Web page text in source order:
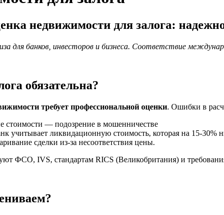
недвижимости для залога:
для банков, инвесторов и бизнеса. Соответствие
обязательна?
требует профессиональной оценки. Ошибки в
стоимости — подозрение в мошенничестве
учитывает ликвидационную стоимость, которая на 15-30%
сделки из-за несоответствия цены.
ФСО, IVS, стандартам RICS (Великобритания) и